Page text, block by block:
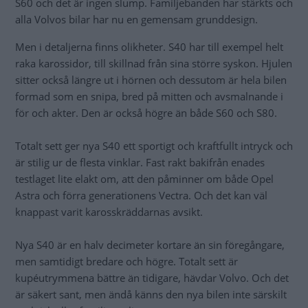
S60 och det är ingen slump. Familjebanden har stärkts och
alla Volvos bilar har nu en gemensam grunddesign.
Men i detaljerna finns olikheter. S40 har till exempel helt
raka karossidor, till skillnad från sina större syskon. Hjulen
sitter också längre ut i hörnen och dessutom är hela bilen
formad som en snipa, bred på mitten och avsmalnande i
för och akter. Den är också högre än både S60 och S80.
Totalt sett ger nya S40 ett sportigt och kraftfullt intryck och
är stilig ur de flesta vinklar. Fast rakt bakifrån enades
testlaget lite elakt om, att den påminner om både Opel
Astra och förra generationens Vectra. Och det kan väl
knappast varit karosskräddarnas avsikt.
Nya S40 är en halv decimeter kortare än sin föregångare,
men samtidigt bredare och högre. Totalt sett är
kupéutrymmena bättre än tidigare, hävdar Volvo. Och det
är säkert sant, men ändå känns den nya bilen inte särskilt